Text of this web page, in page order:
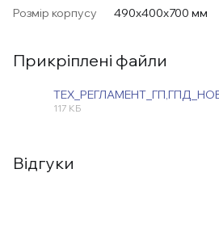
Розмір корпусу
490х400х700 мм
Прикріплені файли
117 КБ
Відгуки